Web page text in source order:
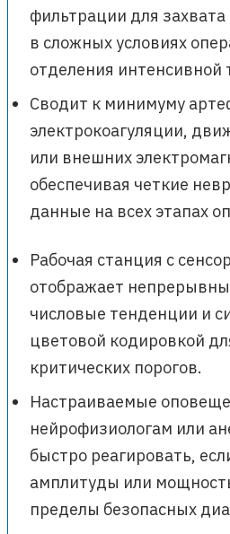
фильтрации для захвата
в сложных условиях
отделения интенсивной
Сводит к минимуму
электрокоагуляции,
или внешних
обеспечивая четкие
данные на всех этапах
Рабочая станция с
отображает
числовые тенденции и
цветовой кодировкой
критических порогов.
Настраиваемые
нейрофизиологам или
быстро реагировать,
амплитуды или
пределы безопасных